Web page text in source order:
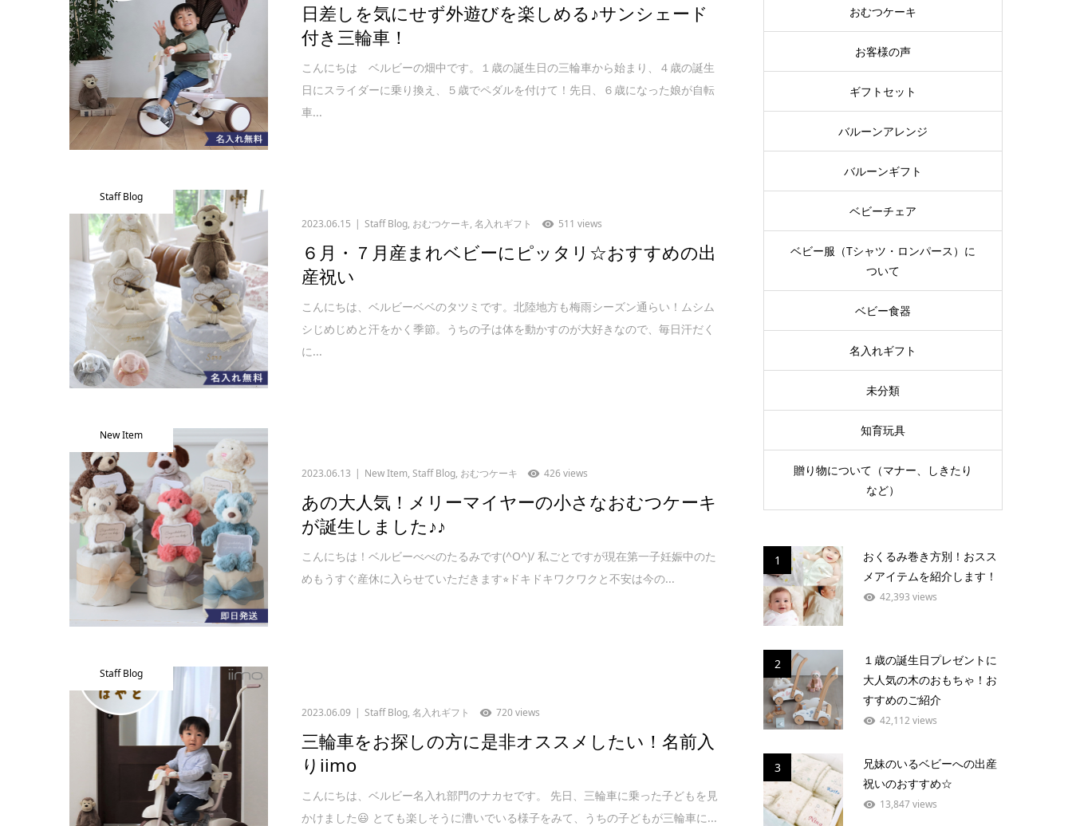
日差しを気にせず外遊びを楽しめる♪サンシェード
付き三輪車！
こんにちは ベルビーの畑中です。１歳の誕生日の三輪車から始まり、４歳の誕生
日にスライダーに乗り換え、５歳でペダルを付けて！先日、６歳になった娘が自転
車...
Staff Blog
2023.06.15 Staff Blog, おむつケーキ,名入れギフト 511 views
６月・７月産まれベビーにピッタリ☆おすすめの出
産祝い
こんにちは、ベルビーベベのタツミです。北陸地方も梅雨シーズン通らい！ムシム
シじめじめと汗をかく季節。うちの子は体を動かすのが大好きなので、毎日汗だく
に...
New Item
2023.06.13 New Item,Staff Blog, おむつケーキ 426 views
あの大人気！メリーマイヤーの小さなおむつケーキ
が誕生しました♪♪
こんにちは！ベルビーべべのたるみです(^O^)/ 私ごとですが現在第一子妊娠中のた
めもうすぐ産休に入らせていただきます⭐︎ドキドキワクワクと不安は今の...
Staff Blog
2023.06.09 Staff Blog,名入れギフト 720 views
三輪車をお探しの方に是非オススメしたい！名前入
りiimo
こんにちは、ベルビー名入れ部門のナカセです。 先日、三輪車に乗った子どもを見
かけました😃 とても楽しそうに漕いでいる様子をみて、うちの子どもが三輪車に...
おむつケーキ
お客様の声
ギフトセット
バルーンアレンジ
バルーンギフト
ベビーチェア
ベビー服（Tシャツ・ロンパース）に
ついて
ベビー食器
名入れギフト
未分類
知育玩具
贈り物について（マナー、しきたり
など）
1
おくるみ巻き方別！おスス
メアイテムを紹介します！
42,393 views
2
１歳の誕生日プレゼントに
大人気の木のおもちゃ！お
すすめのご紹介
42,112 views
3
兄妹のいるベビーへの出産
祝いのおすすめ☆
13,847 views